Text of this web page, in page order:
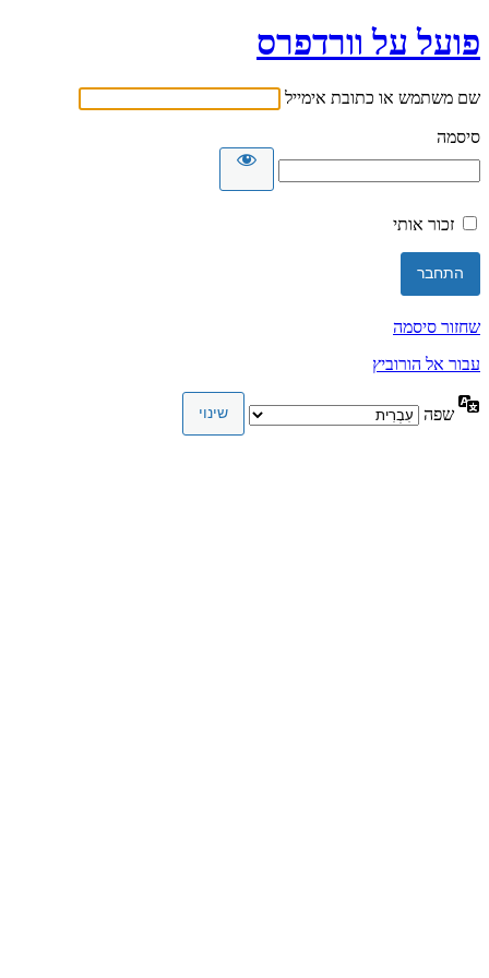
פועל על וורדפרס
שם משתמש או כתובת אימייל
סיסמה
זכור אותי
שחזור סיסמה
עבור אל הורוביץ
שפה